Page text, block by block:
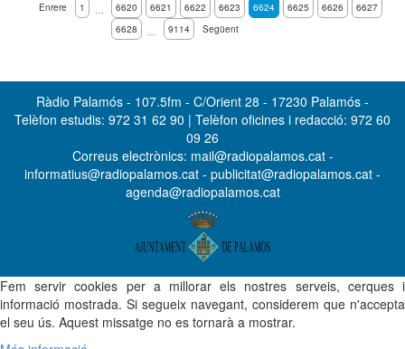
Enrere 1 … 6620 6621 6622 6623 6624 6625 6626
6627
6628
… 9114 Següent
Ràdio Palamós - 107.5fm - C/Orient 28 - 17230 Palamós -
Telèfon estudis: 972 31 62 90 | Telèfon oficines i redacció: 972 60
09 26
Correus electrònics: mail@radiopalamos.cat -
informatius@radiopalamos.cat - publicitat@radiopalamos.cat -
agenda@radiopalamos.cat
Fem servir cookies per a millorar els nostres serveis, cerques i
informació mostrada. Si segueix navegant, considerem que n'accepta
el seu ús. Aquest missatge no es tornarà a mostrar.